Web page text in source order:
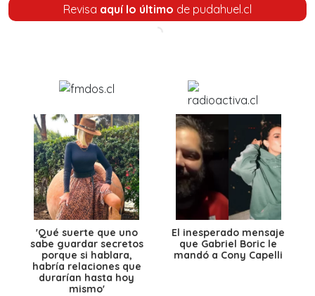
Revisa aquí lo último de pudahuel.cl
'Qué suerte que uno
sabe guardar secretos
porque si hablara,
habría relaciones que
durarían hasta hoy
mismo'
El inesperado mensaje
que Gabriel Boric le
mandó a Cony Capelli